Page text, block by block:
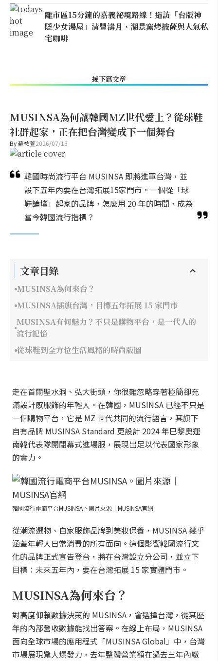
離市區15分鐘的嘉義祕境路線！造訪「台版神
隱少女湯屋」清豐濤月、湖景窯烤披薩與人氣私
宅咖啡
接下篇文章
MUSINSA為何讓韓國MZ世代愛上？從球鞋
社群起家，正在把台灣變成下一個舞台
By蘇祐萱2026/07/13
韓國時尚流行平台 MUSINSA 即將進軍台灣，並
設下五年內要在台灣拓展15家門市。一個從「球
鞋論壇」起家的品牌，怎麼用 20 年的時間，成為
當今韓國流行指標？
文章目錄
MUSINSA為何來台？
MUSINSA插旗台灣，目標五年拓展 15 家門市
MUSINSA有何魅力？不只是購物平台，是一代人的
流行記憶
從球鞋到全方位生活風格的時尚版圖
走在首爾聖水洞、弘大街頭，你很難忽略穿著極簡卻充
滿設計感服飾的年輕人。在韓國，MUSINSA 已經不只是
一個購物平台，它是 MZ 世代共同的流行語言，其旗下
自有品牌 MUSINSA Standard 更設計 2024 年巴黎奧運
南韓代表隊開閉幕式進場服，展現出足以代表國家形象
的實力。
韓國流行電商平台MUSINSA。圖片來源｜MUSINSA官網
從潮流選物、自家服飾品牌到美妝保養，MUSINSA 幾乎
涵蓋年輕人日常消費的所有面向。這個影響韓國流行文
化的品牌正式宣告登台，將在台灣設立分公司，並立下
目標：未來五年內，要在台灣拓展 15 家實體門市。
MUSINSA為何來台？
對高度仰賴數據決策的 MUSINSA，會選擇台灣，從其歷
年的內部營收數據能找出答案。在線上布局，MUSINSA
面向全球市場的應用程式「MUSINSA Global」中，台灣
市場展現驚人爆發力，去年整體營業額在過去三年內繳